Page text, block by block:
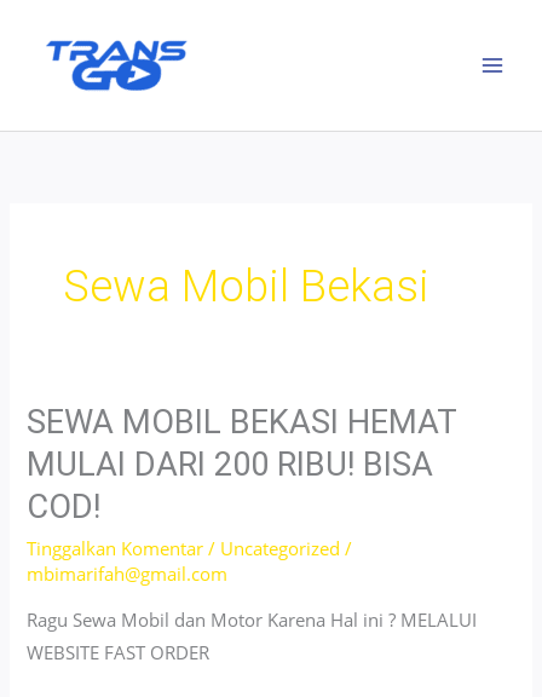
Sewa Mobil Bekasi
SEWA MOBIL BEKASI HEMAT
MULAI DARI 200 RIBU! BISA
COD!
Tinggalkan Komentar / Uncategorized /
mbimarifah@gmail.com
Ragu Sewa Mobil dan Motor Karena Hal ini ? MELALUI
WEBSITE FAST ORDER